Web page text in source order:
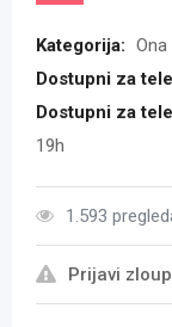
Kategorija:
Dostupni za
Dostupni za
19h
1.593
Prijavi